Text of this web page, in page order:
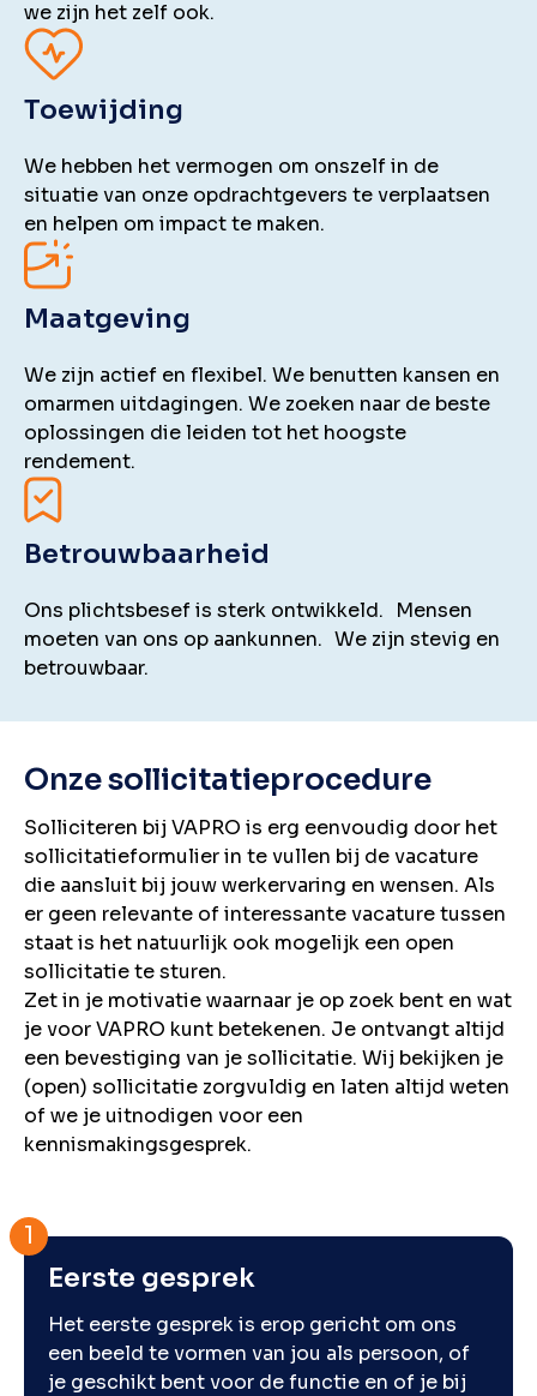
we zijn het zelf ook.
Toewijding
We hebben het vermogen om onszelf in de
situatie van onze opdrachtgevers te verplaatsen
en helpen om impact te maken.
Maatgeving
We zijn actief en flexibel. We benutten kansen en
omarmen uitdagingen. We zoeken naar de beste
oplossingen die leiden tot het hoogste
rendement.
Betrouwbaarheid
Ons plichtsbesef is sterk ontwikkeld. Mensen
moeten van ons op aankunnen. We zijn stevig en
betrouwbaar.
Onze sollicitatieprocedure
Solliciteren bij VAPRO is erg eenvoudig door het
sollicitatieformulier in te vullen bij de vacature
die aansluit bij jouw werkervaring en wensen. Als
er geen relevante of interessante vacature tussen
staat is het natuurlijk ook mogelijk een open
sollicitatie te sturen.
Zet in je motivatie waarnaar je op zoek bent en wat
je voor VAPRO kunt betekenen. Je ontvangt altijd
een bevestiging van je sollicitatie. Wij bekijken je
(open) sollicitatie zorgvuldig en laten altijd weten
of we je uitnodigen voor een
kennismakingsgesprek.
Eerste gesprek
Het eerste gesprek is erop gericht om ons
een beeld te vormen van jou als persoon, of
je geschikt bent voor de functie en of je bij